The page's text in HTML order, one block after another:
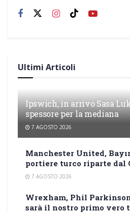
Ultimi Articoli
Ipswich, in arrivo Sasa
spessore per la mediana
7 AGOSTO 2026
Manchester United,
portiere turco riparte dal
7 AGOSTO 2026
Wrexham, Phil
sarà il nostro primo vero